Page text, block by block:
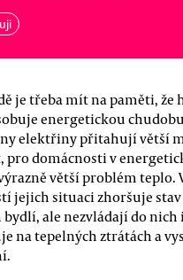
je třeba mít na paměti, že
energetickou
elektřiny přitahují větší
pro domácnosti v
větší problém teplo.
jejich situaci zhoršuje
bydlí, ale nezvládají do nich
na tepelných ztrátách a